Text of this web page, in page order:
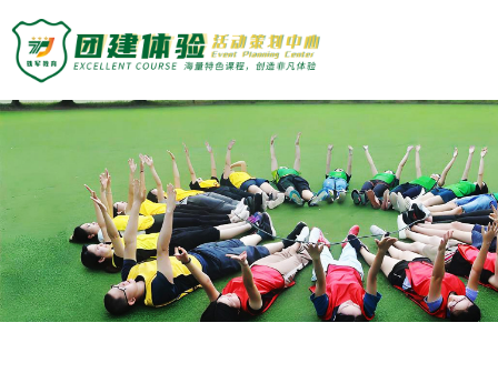
主题团建活动
主题团建系列
户外达人计划
匠人制作系列
音乐释压系列
数字团建系列
文化赋能系列
组织运动系列
定制化方案
团建基地
旅游主题小镇
商务度假景区
案例展示